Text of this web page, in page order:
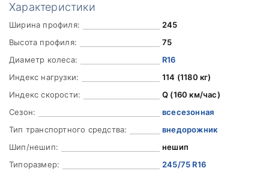
Характеристики
Ширина профиля:
245
Высота профиля:
75
Диаметр колеса:
R16
Индекс нагрузки:
114 (1180 кг)
Индекс скорости:
Q (160 км/час)
Сезон:
всесезонная
Тип транспортного средства:
внедорожник
Шип/нешип:
нешип
Типоразмер:
245/75 R16